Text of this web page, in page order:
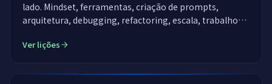
lado. Mindset, ferramentas, criação de prompts,
arquitetura, debugging, refactoring, escala, trabalho
modelo DeepSeek ao vivo, a mesma AI que revisa o seu
Ver lições